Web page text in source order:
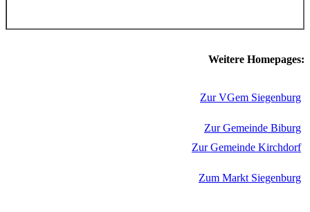
Weitere Homepages:
Zur VGem Siegenburg
Zur Gemeinde Biburg
Zur Gemeinde Kirchdorf
Zum Markt Siegenburg